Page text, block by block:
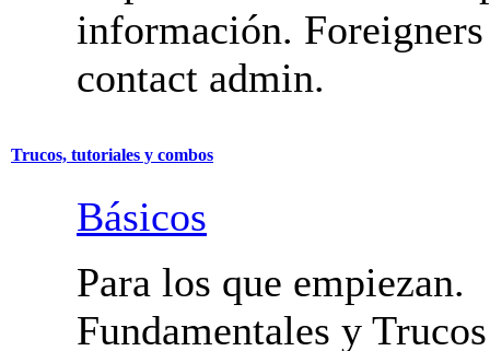
Importante consultar el
información. Foreigners
Trucos, tutoriales y combos
Básicos
Para los que empiezan.